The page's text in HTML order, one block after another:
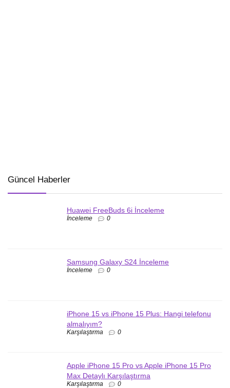
Güncel Haberler
Huawei FreeBuds 6i İnceleme
İnceleme 0
Samsung Galaxy S24 İnceleme
İnceleme 0
iPhone 15 vs iPhone 15 Plus: Hangi telefonu
almalıyım?
Karşılaştırma 0
Apple iPhone 15 Pro vs Apple iPhone 15 Pro
Max Detaylı Karşılaştırma
Karşılaştırma 0